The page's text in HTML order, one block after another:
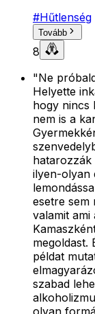
#Hűtlenség
Tovább
8
"Ne
Helyette
hogy nincs
nem is a
hatarozzák
ilyen-olyan
esetre sem
valamit ami
megoldast.
példat
szabad
olyan